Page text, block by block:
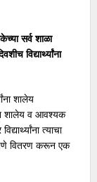
सर्व शाळा
विद्यार्थ्यांना
शालेय
शालेय व आवश्यक
त्याचा
वितरण करून एक